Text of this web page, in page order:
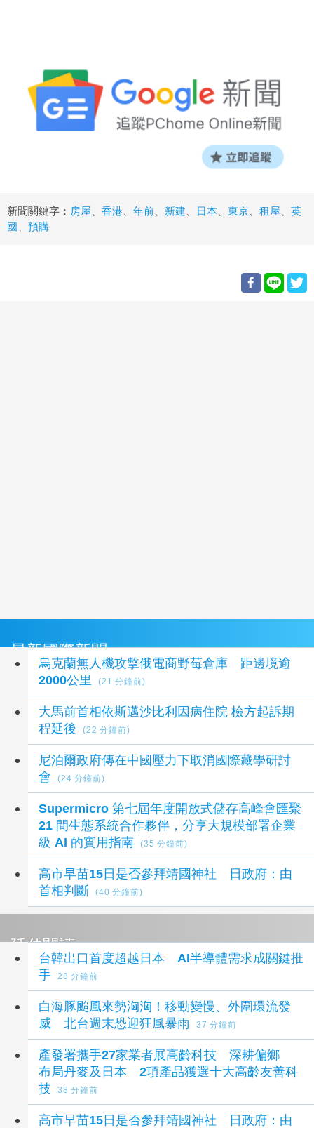
新聞關鍵字： 房屋 香港 年前 新建 日本 東京 租屋
英
國
預購
最新國際新聞
烏克蘭無人機攻擊俄電商野莓倉庫 距邊境逾
2000公里
(21 分鐘前)
大馬前首相依斯邁沙比利因病住院 檢方起訴期
程延後
(22 分鐘前)
尼泊爾政府傳在中國壓力下取消國際藏學研討
會
(24 分鐘前)
Supermicro 第七屆年度開放式儲存高峰會匯聚
21 間生態系統合作夥伴，分享大規模部署企業
級 AI 的實用指南
(35 分鐘前)
高市早苗15日是否參拜靖國神社 日政府：由
首相判斷
(40 分鐘前)
延伸閱讀
台韓出口首度超越日本 AI半導體需求成關鍵推
手
28 分鐘前
白海豚颱風來勢洶洶！移動變慢、外圍環流發
威 北台週末恐迎狂風暴雨
37 分鐘前
產發署攜手27家業者展高齡科技 深耕偏鄉
布局丹麥及日本 2項產品獲選十大高齡友善科
技
38 分鐘前
高市早苗15日是否參拜靖國神社 日政府：由